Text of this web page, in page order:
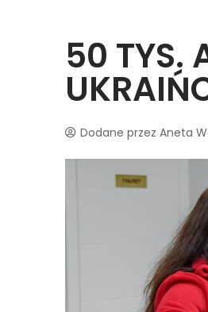
50 TYS.
Dodane przez Aneta